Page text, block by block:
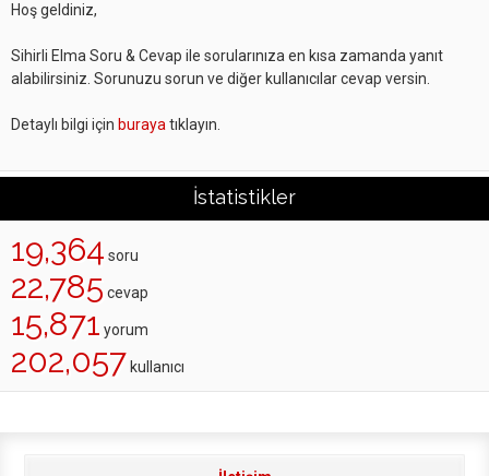
Hoş geldiniz,
Sihirli Elma Soru & Cevap ile sorularınıza en kısa zamanda yanıt
alabilirsiniz. Sorunuzu sorun ve diğer kullanıcılar cevap versin.
Detaylı bilgi için buraya tıklayın.
İstatistikler
19,364 soru
22,785 cevap
15,871 yorum
202,057 kullanıcı